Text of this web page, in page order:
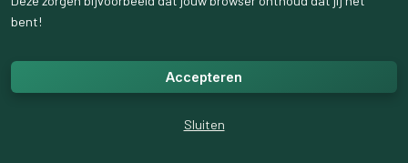
bent!
Accepteren
Sluiten